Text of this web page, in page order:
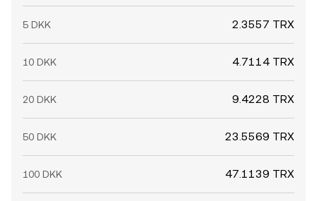
5 DKK 2.3557 TRX
10 DKK 4.7114 TRX
20 DKK 9.4228 TRX
50 DKK 23.5569 TRX
100 DKK 47.1139 TRX